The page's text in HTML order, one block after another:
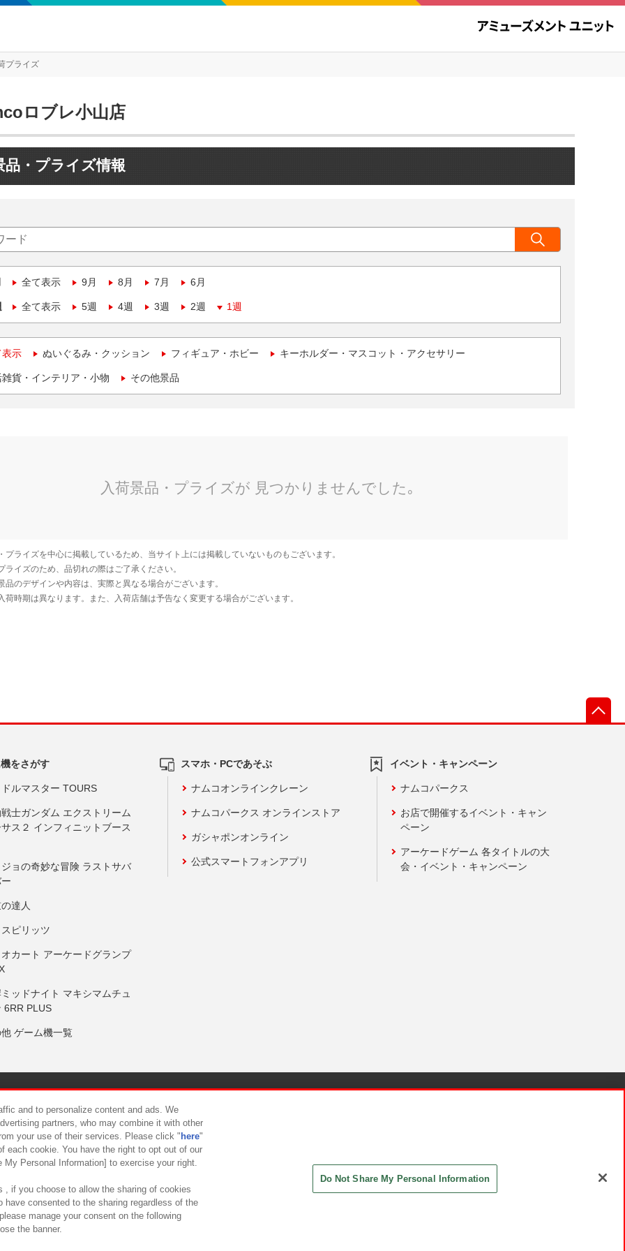
プライズ
ロブレ小山店
品・プライズ情報
全て表示 9月 8月 7月 6月
全て表示 5週 4週 3週 2週 1週
表示 ぬいぐるみ・クッション フィギュア・ホビー キーホルダー・マスコット・アクセサリー
貨・インテリア・小物 その他景品
をさがす
ルマスター TOURS
士ガンダム エクストリーム
ス２ インフィニットブース
ョの奇妙な冒険 ラストサバ
達人
ピリッツ
カート アーケードグランプ
ッドナイト マキシマムチュ
6RR PLUS
ゲーム機一覧
スマホ・PCであそぶ
ナムコオンラインクレーン
ナムコパークス オンラインストア
ガシャポンオンライン
公式スマートフォンアプリ
イベント・キャンペーン
ナムコパークス
お店で開催するイベント・キャン
ペーン
アーケードゲーム 各タイトルの大
会・イベント・キャンペーン
について カスタマーハラスメント対応方針
and to personalize content and ads. We
partners, who may combine it with other
your use of their services. Please click " here"
each cookie. You have the right to opt out of our
Personal Information] to exercise your right.
, if you choose to allow the sharing of cookies
have consented to the sharing regardless of the
manage your consent on the following
the banner.
Do Not Share My Personal Information